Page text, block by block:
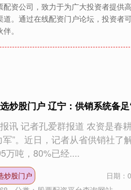
资公司，致力于为广大投资者提
。通过在线配资门户论坛，投资
。
炒股门户 辽宁：供销系统备
讯 记者孔爱群报道 农资是春
军”。近日，记者从省供销社
万吨，80%已经....
炒股门户 日期：